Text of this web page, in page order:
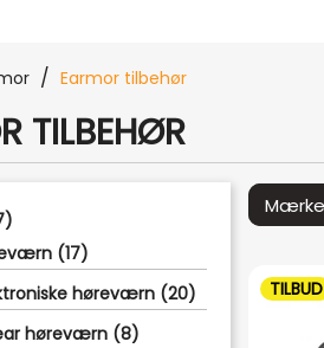
Earmor tilbehør
TILBEHØR
(17)
høreværn (20)
høreværn (8)
TILBUD